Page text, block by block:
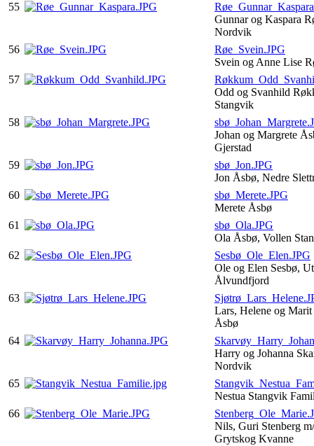
55
Gunnar og Kaspara
Nordvik
56
Røe_Svein.JPG
Svein og Anne Lise
57
Odd og Svanhild
Stangvik
58
Johan og Margrete
Gjerstad
59
sbø_Jon.JPG
Jon Åsbø, Nedre
60
sbø_Merete.JPG
Merete Åsbø
61
sbø_Ola.JPG
Ola Åsbø, Vollen
62
Sesbø_Ole_Elen.JPG
Ole og Elen Sesbø,
Ålvundfjord
63
Lars, Helene og
Åsbø
64
Harry og Johanna
Nordvik
65
Nestua Stangvik
66
Nils, Guri Stenberg
Grytskog Kvanne